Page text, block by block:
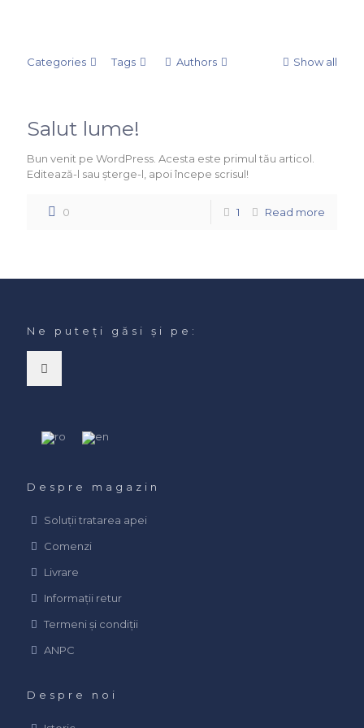
Categories Tags Authors Show all
Salut lume!
Bun venit pe WordPress. Acesta este primul tău articol.
Editează-l sau șterge-l, apoi începe scrisul!
0 1 Read more
Ne puteți găsi și pe:
Despre magazin
Soluții tratarea apei
Comenzi
Livrare
Informații retur
Termeni și condiții
ANPC
Despre noi